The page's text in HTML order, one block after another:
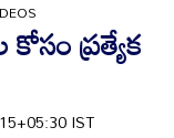
ప్రత్యేక
IST